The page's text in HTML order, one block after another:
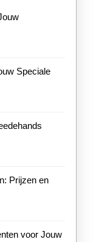
Speciale
Prijzen en
voor Jouw